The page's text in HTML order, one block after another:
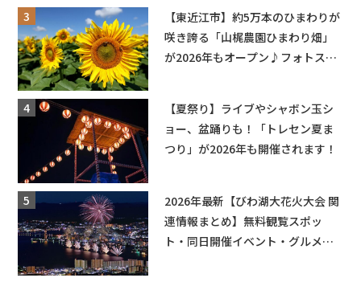
【東近江市】約5万本のひまわりが
咲き誇る「山梶農園ひまわり畑」
が2026年もオープン♪フォトスポ
【夏祭り】ライブやシャボン玉シ
ョー、盆踊りも！「トレセン夏ま
つり」が2026年も開催されます！
2026年最新【びわ湖大花火大会 関
連情報まとめ】無料観覧スポッ
ト・同日開催イベント・グルメマ